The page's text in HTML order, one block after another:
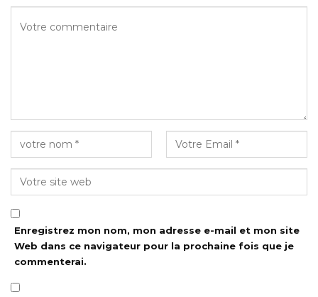
Enregistrez mon nom, mon adresse e-mail et mon site
Web dans ce navigateur pour la prochaine fois que je
commenterai.